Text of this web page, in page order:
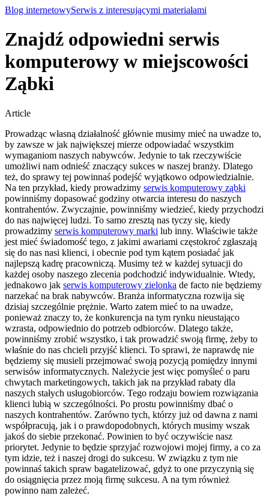
Blog internetowySerwis z interesującymi materiałami
Znajdź odpowiedni serwis
komputerowy w miejscowości
Ząbki
Article
Prowadząc własną działalność głównie musimy mieć na uwadze to,
by zawsze w jak największej mierze odpowiadać wszystkim
wymaganiom naszych nabywców. Jedynie to tak rzeczywiście
umożliwi nam odnieść znaczący sukces w naszej branży. Dlatego
też, do sprawy tej powinnaś podejść wyjątkowo odpowiedzialnie.
Na ten przykład, kiedy prowadzimy serwis komputerowy ząbki
powinniśmy dopasować godziny otwarcia interesu do naszych
kontrahentów. Zwyczajnie, powinniśmy wiedzieć, kiedy przychodzi
do nas najwięcej ludzi. To samo zresztą nas tyczy się, kiedy
prowadzimy serwis komputerowy marki lub inny. Właściwie także
jest mieć świadomość tego, z jakimi awariami częstokroć zgłaszają
się do nas nasi klienci, i obecnie pod tym kątem posiadać jak
najlepszą kadrę pracowniczą. Musimy też w każdej sytuacji do
każdej osoby naszego zlecenia podchodzić indywidualnie. Wtedy,
jednakowo jak serwis komputerowy zielonka de facto nie będziemy
narzekać na brak nabywców. Branża informatyczna rozwija się
dzisiaj szczególnie prężnie. Warto zatem mieć to na uwadze,
ponieważ znaczy to, że konkurencja na tym rynku nieustająco
wzrasta, odpowiednio do potrzeb odbiorców. Dlatego także,
powinniśmy zrobić wszystko, i tak prowadzić swoją firmę, żeby to
właśnie do nas chcieli przyjść klienci. To sprawi, że naprawdę nie
będziemy się musieli przejmować swoją pozycją pomiędzy innymi
serwisów informatycznych. Należycie jest więc pomyśleć o paru
chwytach marketingowych, takich jak na przykład rabaty dla
naszych stałych usługobiorców. Tego rodzaju bowiem rozwiązania
klienci lubią w szczególności. Po prostu powinniśmy dbać o
naszych kontrahentów. Zarówno tych, którzy już od dawna z nami
współpracują, jak i o prawdopodobnych, których musimy wszak
jakoś do siebie przekonać. Powinien to być oczywiście nasz
priorytet. Jedynie to będzie sprzyjać rozwojowi mojej firmy, a co za
tym idzie, też i naszej drogi do sukcesu. W związku z tym nie
powinnaś takich spraw bagatelizować, gdyż to one przyczynią się
do osiągnięcia przez moją firmę sukcesu. A na tym również
powinno nam zależeć.